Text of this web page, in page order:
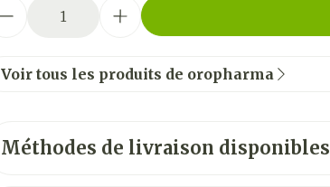
Voir tous les produits de oropharma
Méthodes de livraison disponibles